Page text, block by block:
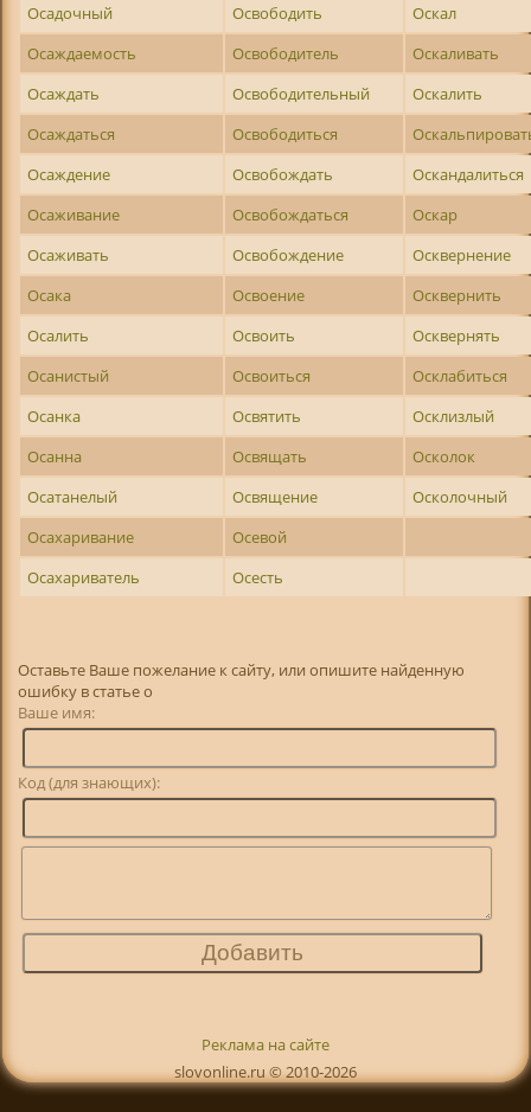
Осадочный
Освободить
Оскал
Осаждаемость
Освободитель
Оскаливать
Осаждать
Освободительный
Оскалить
Осаждаться
Освободиться
Осаждение
Освобождать
Оскандалиться
Осаживание
Освобождаться
Оскар
Осаживать
Освобождение
Осквернение
Осака
Освоение
Осквернить
Осалить
Освоить
Осквернять
Осанистый
Освоиться
Осклабиться
Осанка
Освятить
Осклизлый
Осанна
Освящать
Осколок
Осатанелый
Освящение
Осколочный
Осахаривание
Осевой
Осахариватель
Осесть
Оставьте Ваше пожелание к сайту, или опишите найденную
ошибку в статье о
Ваше имя:
Код (для знающих):
Реклама на сайте
slovonline.ru © 2010-2026